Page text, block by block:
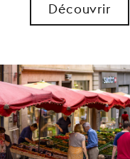
Découvrir